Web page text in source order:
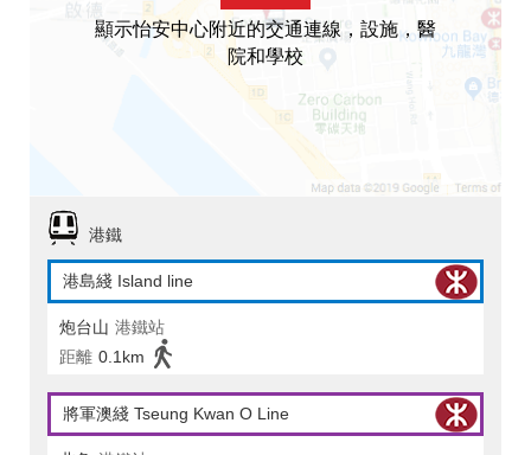
顯示怡安中心附近的交通連線，設施，醫
院和學校
港鐵
港島綫 Island line
炮台山 港鐵站
距離 0.1km
將軍澳綫 Tseung Kwan O Line